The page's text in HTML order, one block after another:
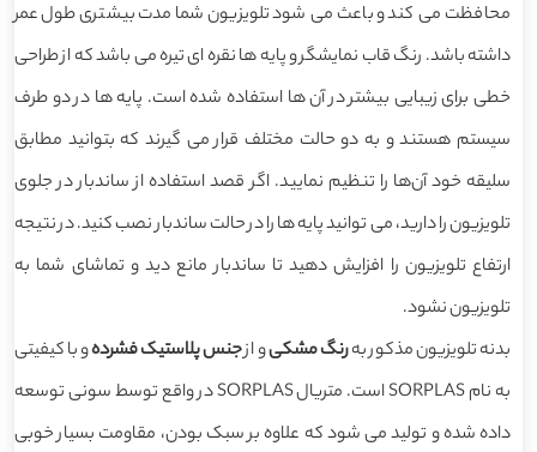
محافظت می ‌کند و باعث می‌ شود تلویزیون شما مدت بیشتری طول عمر
داشته باشد. رنگ قاب نمایشگر و پایه ها نقره‌ ای تیره می ‌باشد که از طراحی
خطی برای زیبایی بیشتر در آن ها استفاده شده است. پایه ها در دو طرف
سیستم هستند و به دو حالت مختلف قرار می گیرند که بتوانید مطابق
سلیقه خود آن‌ها را تنظیم نمایید. اگر قصد استفاده از ساندبار در جلوی
تلویزیون را دارید، می توانید پایه ها را در حالت ساندبار نصب کنید. در نتیجه
ارتفاع تلویزیون را افزایش دهید تا ساندبار مانع دید و تماشای شما به
تلویزیون نشود.
بدنه تلویزیون مذکور بهرنگ مشکیو ازجنس پلاستیک فشردهو با کیفیتی
به نام SORPLAS است. متریال SORPLAS در واقع توسط سونی توسعه
داده شده و تولید می شود که علاوه بر سبک بودن، مقاومت بسیار خوبی